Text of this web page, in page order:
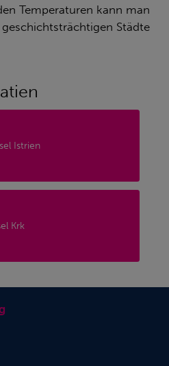
Temperaturen kann man
Städte
Istrien
Krk